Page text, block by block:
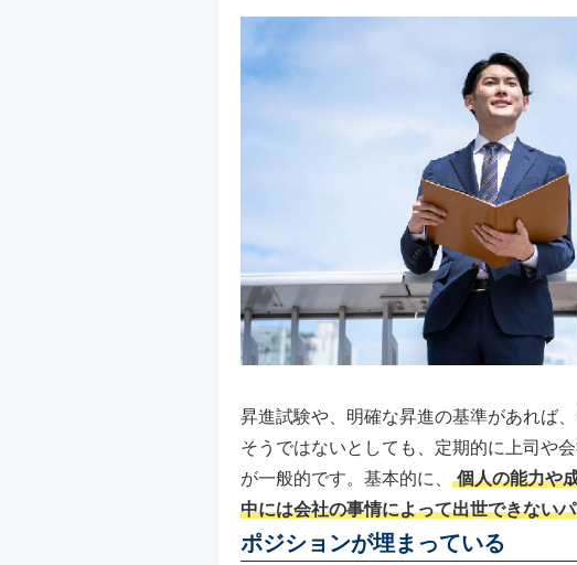
昇進試験や、明確な昇進の基準があれば
そうではないとしても、定期的に上司や
が一般的です。基本的に、
個人の能力や
中には会社の事情によって出世できない
ポジションが埋まっている